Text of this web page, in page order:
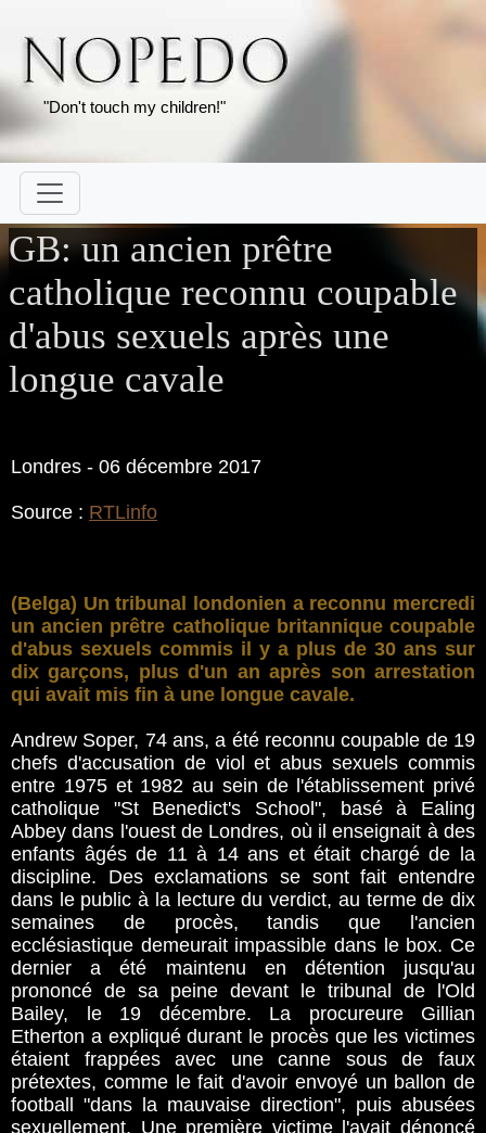
"Don't touch my children!"
GB: un ancien prêtre
catholique reconnu coupable
d'abus sexuels après une
longue cavale
Londres - 06 décembre 2017
Source : RTLinfo
(Belga) Un tribunal londonien a reconnu mercredi
un ancien prêtre catholique britannique coupable
d'abus sexuels commis il y a plus de 30 ans sur
dix garçons, plus d'un an après son arrestation
qui avait mis fin à une longue cavale.
Andrew Soper, 74 ans, a été reconnu coupable de 19
chefs d'accusation de viol et abus sexuels commis
entre 1975 et 1982 au sein de l'établissement privé
catholique "St Benedict's School", basé à Ealing
Abbey dans l'ouest de Londres, où il enseignait à des
enfants âgés de 11 à 14 ans et était chargé de la
discipline. Des exclamations se sont fait entendre
dans le public à la lecture du verdict, au terme de dix
semaines de procès, tandis que l'ancien
ecclésiastique demeurait impassible dans le box. Ce
dernier a été maintenu en détention jusqu'au
prononcé de sa peine devant le tribunal de l'Old
Bailey, le 19 décembre. La procureure Gillian
Etherton a expliqué durant le procès que les victimes
étaient frappées avec une canne sous de faux
prétextes, comme le fait d'avoir envoyé un ballon de
football "dans la mauvaise direction", puis abusées
sexuellement. Une première victime l'avait dénoncé